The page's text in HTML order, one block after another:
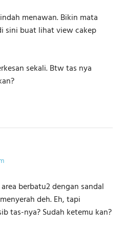
menawan. Bikin mata
sini buat lihat view cakep
sekali. Btw tas nya
berbatu2 dengan sandal
deh. Eh, tapi
tas-nya? Sudah ketemu kan?